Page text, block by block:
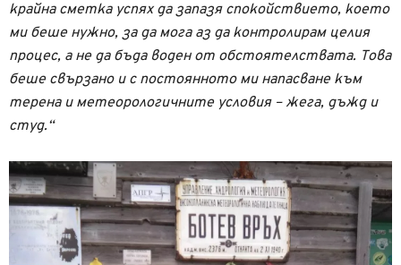
крайна сметка успях да запазя спокойствието, което
ми беше нужно, за да мога аз да контролирам целия
процес, а не да бъда воден от обстоятелствата. Това
беше свързано и с постоянното ми напасване към
терена и метеорологичните условия – жега, дъжд и
студ.“